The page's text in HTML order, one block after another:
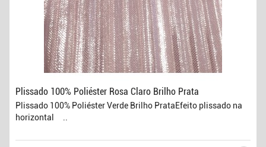
Plissado 100% Poliéster Rosa Claro Brilho Prata
Plissado 100% Poliéster Verde Brilho PrataEfeito plissado na
horizontal ..